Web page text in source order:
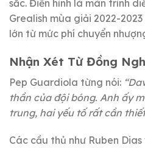
sắc. Điển hình là màn trình
Grealish mùa giải 2022-
lớn từ mức phí chuyển
Nhận Xét Từ Đồng
Pep Guardiola từng nói:
thần của đội bóng. Anh ấy
trung, hai yếu tố rất cần
Các cầu thủ như Ruben